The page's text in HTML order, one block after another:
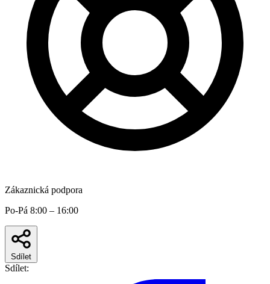
Zákaznická podpora
Po-Pá 8:00 – 16:00
Sdílet
Sdílet: